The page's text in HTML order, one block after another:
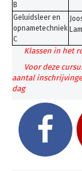
Aanmelden
U bent
Muziek
B
Geluidsleer en
opnametechniek
C
Klassen in het
Voor deze
aantal
dag